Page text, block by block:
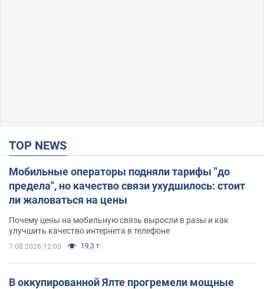
TOP NEWS
Мобильные операторы подняли тарифы "до
предела", но качество связи ухудшилось: стоит
ли жаловаться на цены
Почему цены на мобильную связь выросли в разы и как
улучшить качество интернета в телефоне
7.08.2026 12:00 19,3 т.
В оккупированной Ялте прогремели мощные